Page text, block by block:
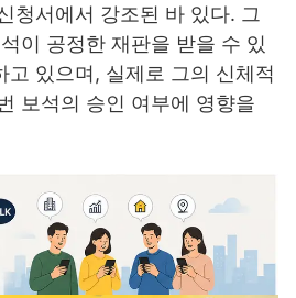
청서에서 강조된 바 있다. 그
이 공정한 재판을 받을 수 있
고 있으며, 실제로 그의 신체적
보석의 승인 여부에 영향을